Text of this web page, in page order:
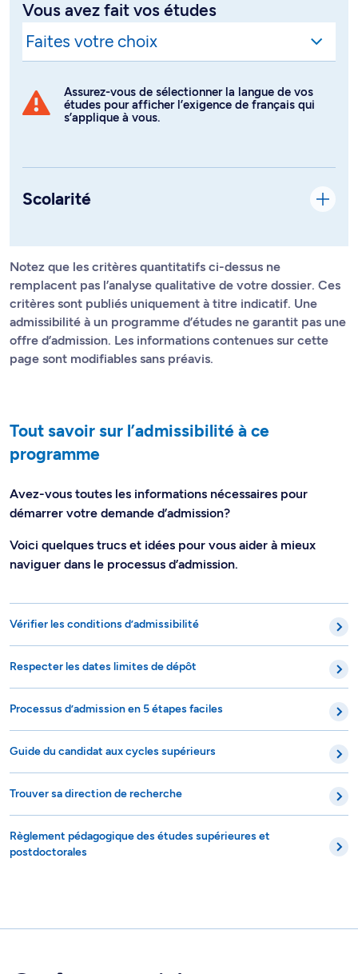
Vous avez fait vos études
Assurez-vous de sélectionner la langue de vos
études pour afficher l’exigence de français qui
s’applique à vous.
Scolarité
Notez que les critères quantitatifs ci-dessus ne
remplacent pas l’analyse qualitative de votre dossier. Ces
critères sont publiés uniquement à titre indicatif. Une
admissibilité à un programme d’études ne garantit pas une
offre d’admission. Les informations contenues sur cette
page sont modifiables sans préavis.
Tout savoir sur l’admissibilité à ce
programme
Avez-vous toutes les informations nécessaires pour
démarrer votre demande d’admission?
Voici quelques trucs et idées pour vous aider à mieux
naviguer dans le processus d’admission.
Vérifier les conditions d’admissibilité
Respecter les dates limites de dépôt
Processus d’admission en 5 étapes faciles
Guide du candidat aux cycles supérieurs
Trouver sa direction de recherche
Règlement pédagogique des études supérieures et
postdoctorales